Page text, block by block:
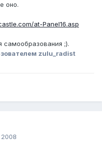
оно.
at-Panel16.asp
самообразования ;).
zulu_radist
2008